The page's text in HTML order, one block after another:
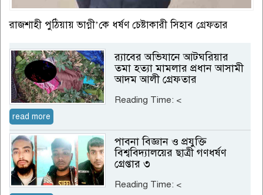
রাজশাহী পুঠিয়ায় ভাগ্নী’কে ধর্ষণ চেষ্টাকারী সিহাব গ্রেফতার
র‌্যাবের অভিযানে আটঘরিয়ার
তমা হত্যা মামলার প্রধান আসামী
আদম আলী গ্রেফতার
Reading Time: <
read more
পাবনা বিজ্ঞান ও প্রযুক্তি
বিশ্ববিদ্যালয়ের ছাত্রী গণধর্ষণ
গ্রেপ্তার ৩
Reading Time: <